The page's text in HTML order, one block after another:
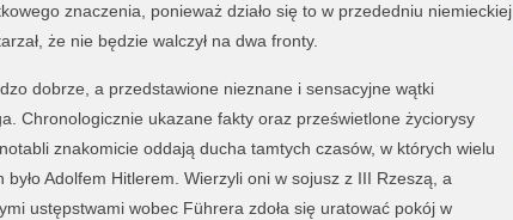
znaczenia, ponieważ działo się to w przededniu niemieckiej
że nie będzie walczył na dwa fronty.
dobrze, a przedstawione nieznane i sensacyjne wątki
Chronologicznie ukazane fakty oraz prześwietlone życiorysy
znakomicie oddają ducha tamtych czasów, w których wielu
Adolfem Hitlerem. Wierzyli oni w sojusz z III Rzeszą, a
ustępstwami wobec Führera zdoła się uratować pokój w